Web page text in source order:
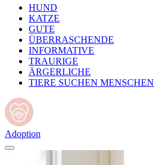
HUND
KATZE
GUTE
ÜBERRASCHENDE
INFORMATIVE
TRAURIGE
ÄRGERLICHE
TIERE SUCHEN MENSCHEN
Adoption